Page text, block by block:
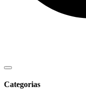
Categorias